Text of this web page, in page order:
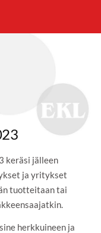
ry
keräsi jälleen
ja yritykset
tuotteitaan tai
herkkuineen ja